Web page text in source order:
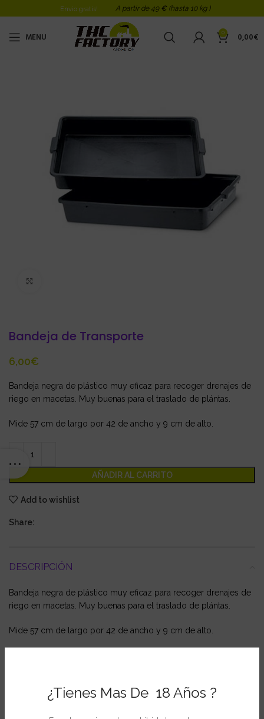
¿Tienes Mas De 18 Años ?
Envio gratis! A partir de 49 € (hasta 10 kg )
MENU 0 0,00€
Bandeja de Transporte
€
Bandeja negra de plástico muy eficaz para recoger drenajes de
riego en macetas. Muy buenas para el traslado de plántas.
Mide 57 cm de largo por 42 de ancho y 9 cm de alto.
AÑADIR AL CARRITO
Add to wishlist
Share:
DESCRIPCIÓN
Bandeja negra de plástico muy eficaz para recoger drenajes de
riego en macetas. Muy buenas para el traslado de plántas.
Mide 57 cm de largo por 42 de ancho y 9 cm de alto.